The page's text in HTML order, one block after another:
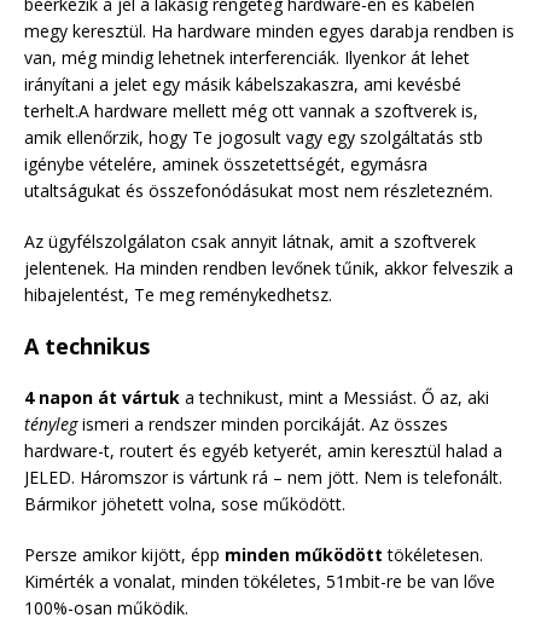
megy keresztül. Ha hardware minden egyes darabja rendben is
van, még mindig lehetnek interferenciák. Ilyenkor át lehet
irányítani a jelet egy másik kábelszakaszra, ami kevésbé
terhelt.A hardware mellett még ott vannak a szoftverek is,
amik ellenőrzik, hogy Te jogosult vagy egy szolgáltatás stb
igénybe vételére, aminek összetettségét, egymásra
utaltságukat és összefonódásukat most nem részletezném.
Az ügyfélszolgálaton csak annyit látnak, amit a szoftverek
jelentenek. Ha minden rendben levőnek tűnik, akkor felveszik a
hibajelentést, Te meg reménykedhetsz.
A technikus
4 napon át vártuk a technikust, mint a Messiást. Ő az, aki
ténylegismeri a rendszer minden porcikáját. Az összes
hardware-t, routert és egyéb ketyerét, amin keresztül halad a
JELED. Háromszor is vártunk rá – nem jött. Nem is telefonált.
Bármikor jöhetett volna, sose működött.
Persze amikor kijött, épp minden működött tökéletesen.
Kimérték a vonalat, minden tökéletes, 51mbit-re be van lőve
100%-osan működik.